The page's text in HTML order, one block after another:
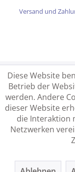
Versand und
Diese Website
Betrieb der
werden. Andere
dieser Website
die Interaktion
Netzwerken